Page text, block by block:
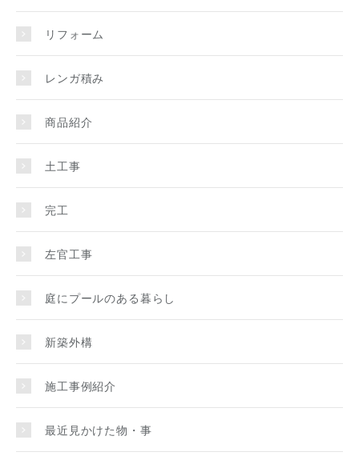
リフォーム
レンガ積み
商品紹介
土工事
完工
左官工事
庭にプールのある暮らし
新築外構
施工事例紹介
最近見かけた物・事